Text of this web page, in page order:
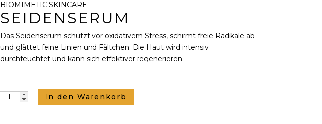
57,70 €39,50 €.
BIOMIMETIC SKINCARE
SEIDENSERUM
Das Seidenserum schützt vor oxidativem Stress, schirmt freie Radikale ab
und glättet feine Linien und Fältchen. Die Haut wird intensiv
durchfeuchtet und kann sich effektiver regenerieren.
In den Warenkorb